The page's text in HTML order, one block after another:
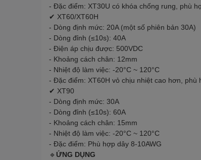
- Đặc điểm: XT30U có khóa chống rung, phù
✔ XT60/XT60H
- Dòng định mức: 20A (một số phiên bản 30A)
- Dòng đỉnh (≤10s): 40A
- Điện áp chịu được: 500VDC
- Khoảng cách chân: 12mm
- Nhiệt độ làm việc: -20°C ~ 120°C
- Đặc điểm: XT60H vỏ chịu nhiệt cao hơn, phù
✔ XT90
- Dòng định mức: 30A
- Dòng đỉnh (≤10s): 60A
- Khoảng cách chân: 15mm
- Nhiệt độ làm việc: -20°C ~ 120°C
- Đặc điểm: Phù hợp dây 8-10AWG
🔹 ỨNG DỤNG